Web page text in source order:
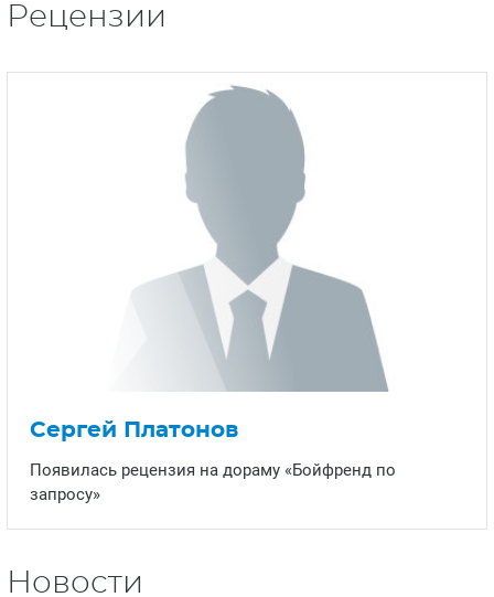
Рецензии
Сергей Платонов
Появилась рецензия на дораму «Бойфренд по
запросу»
Новости